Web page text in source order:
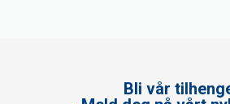
Bli vår